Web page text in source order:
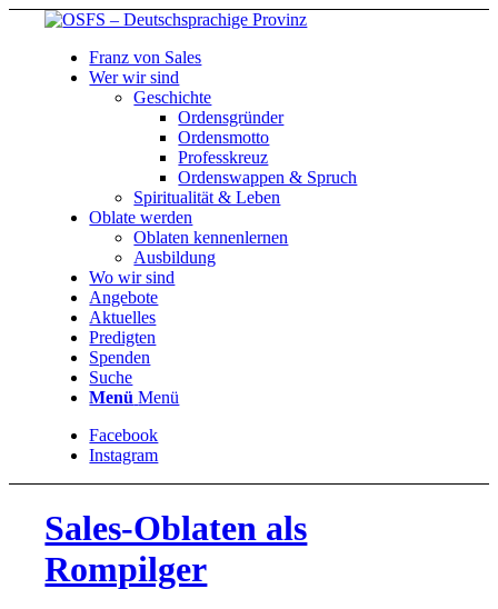
Franz von Sales
Wer wir sind
Geschichte
Ordensgründer
Ordensmotto
Professkreuz
Ordenswappen & Spruch
Spiritualität & Leben
Oblate werden
Oblaten kennenlernen
Ausbildung
Wo wir sind
Angebote
Aktuelles
Predigten
Spenden
Suche
Menü Menü
Facebook
Instagram
Sales-Oblaten als
Rompilger